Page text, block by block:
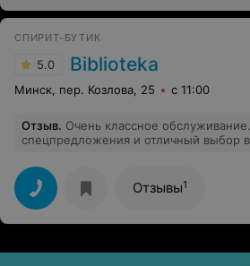
СПИРИТ-БУТИК
5.0 Biblioteka
Минск, пер. Козлова, 25 с 11:00
Отзыв. Очень классное
спецпредложения и отличный выбор
Отзывы1